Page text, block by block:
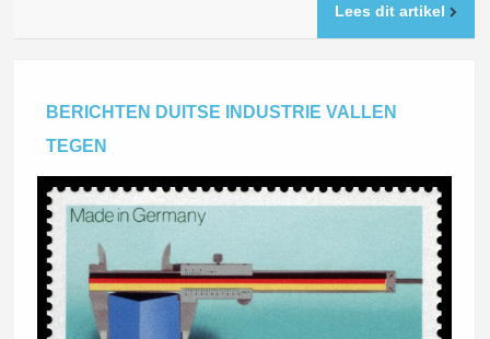
Lees dit artikel
BERICHTEN DUITSE INDUSTRIE VALLEN
TEGEN